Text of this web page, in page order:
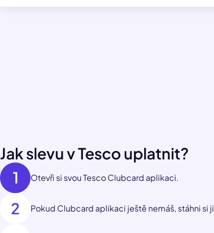
Jak slevu v Tesco uplatnit?
Otevři si svou Tesco Clubcard aplikaci.
Pokud Clubcard aplikaci ještě nemáš, stáhni si ji